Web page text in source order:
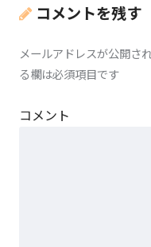
コメントを残す
メールアドレスが公開さ
る欄は必須項目です
コメント